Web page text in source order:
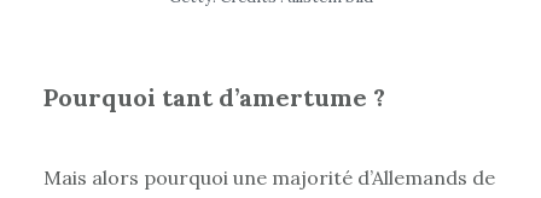
Pourquoi tant d’amertume ?
Mais alors pourquoi une majorité d’Allemands de